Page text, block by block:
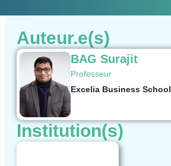
Auteur.e(s)
BAG Surajit
Professeur
Excelia Business School
Institution(s)